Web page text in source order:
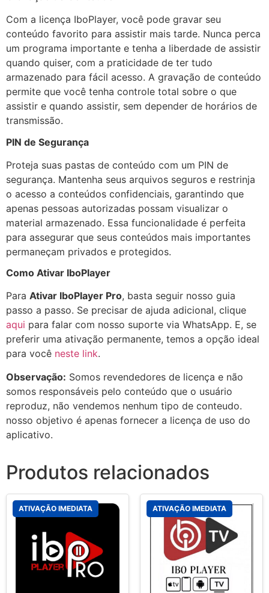
Com a licença IboPlayer, você pode gravar seu
conteúdo favorito para assistir mais tarde. Nunca perca
um programa importante e tenha a liberdade de assistir
quando quiser, com a praticidade de ter tudo
armazenado para fácil acesso. A gravação de conteúdo
permite que você tenha controle total sobre o que
assistir e quando assistir, sem depender de horários de
transmissão.
PIN de Segurança
Proteja suas pastas de conteúdo com um PIN de
segurança. Mantenha seus arquivos seguros e restrinja
o acesso a conteúdos confidenciais, garantindo que
apenas pessoas autorizadas possam visualizar o
material armazenado. Essa funcionalidade é perfeita
para assegurar que seus conteúdos mais importantes
permaneçam privados e protegidos.
Como Ativar IboPlayer
Para Ativar IboPlayer Pro, basta seguir nosso guia
passo a passo. Se precisar de ajuda adicional, clique
aqui para falar com nosso suporte via WhatsApp. E, se
preferir uma ativação permanente, temos a opção ideal
para você neste link.
Observação: Somos revendedores de licença e não
somos responsáveis pelo conteúdo que o usuário
reproduz, não vendemos nenhum tipo de conteudo.
nosso objetivo é apenas fornecer a licença de uso do
aplicativo.
Produtos relacionados